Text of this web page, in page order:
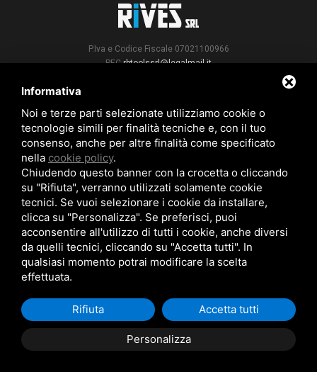
P.Iva e Codice Fiscale 07021100966
PECrbtoolssrl@legalmail.it
CATALOGO PRODOTTI
Via Vesuvio, 1/B - 20834 Nova Milanese (MB)
+39 02 6604 7252-
+39 02 6604 8363
info@rivessrl.com
BOLOGNA
+39 051 328220
commerciale-bo@rivessrl.com
+39 0434 564010
commerciale-pn@rivessrl.com
Informativa
Noi e terze parti selezionate utilizziamo cookie o
tecnologie simili per finalità tecniche e, con il tuo
consenso, anche per altre finalità come specificato
nella cookie policy.
Chiudendo questo banner con la crocetta o cliccando
su "Rifiuta", verranno utilizzati solamente cookie
tecnici. Se vuoi selezionare i cookie da installare,
clicca su "Personalizza". Se preferisci, puoi
acconsentire all'utilizzo di tutti i cookie, anche diversi
da quelli tecnici, cliccando su "Accetta tutti". In
qualsiasi momento potrai modificare la scelta
effettuata.
Personalizza
Rifiuta Accetta tutti